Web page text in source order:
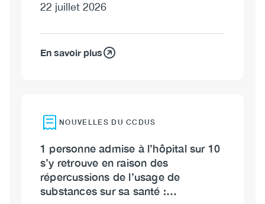
22 juillet 2026
En savoir plus
NOUVELLES DU CCDUS
1 personne admise à l’hôpital sur 10
s’y retrouve en raison des
répercussions de l’usage de
substances sur sa santé :…